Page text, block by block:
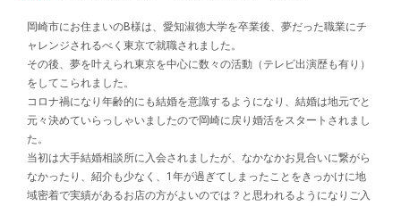
岡崎市にお住まいのB様は、愛知淑徳大学を卒業後、夢だった職業にチ
ャレンジされるべく東京で就職されました。
その後、夢を叶えられ東京を中心に数々の活動（テレビ出演歴も有り）
をしてこられました。
コロナ禍になり年齢的にも結婚を意識するようになり、結婚は地元でと
元々決めていらっしゃいましたので岡崎に戻り婚活をスタートされまし
た。
当初は大手結婚相談所に入会されましたが、なかなかお見合いに繋がら
なかったり、紹介も少なく、1年が過ぎてしまったことをきっかけに地
域密着で実績があるお店の方がよいのでは？と思われるようになりご入